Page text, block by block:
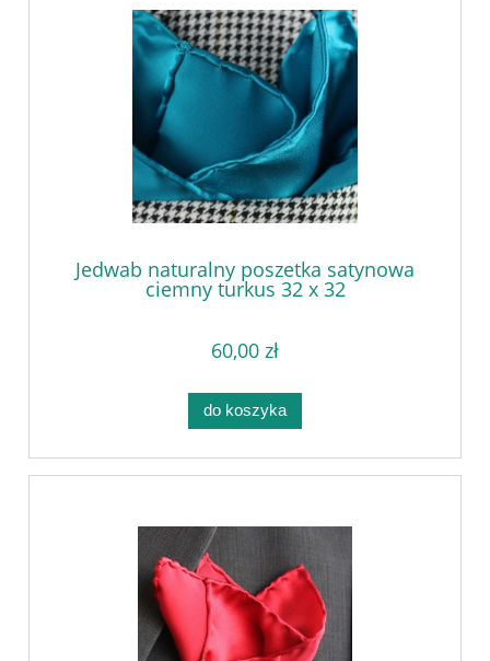
Jedwab naturalny poszetka satynowa
ciemny turkus 32 x 32
60,00 zł
do koszyka